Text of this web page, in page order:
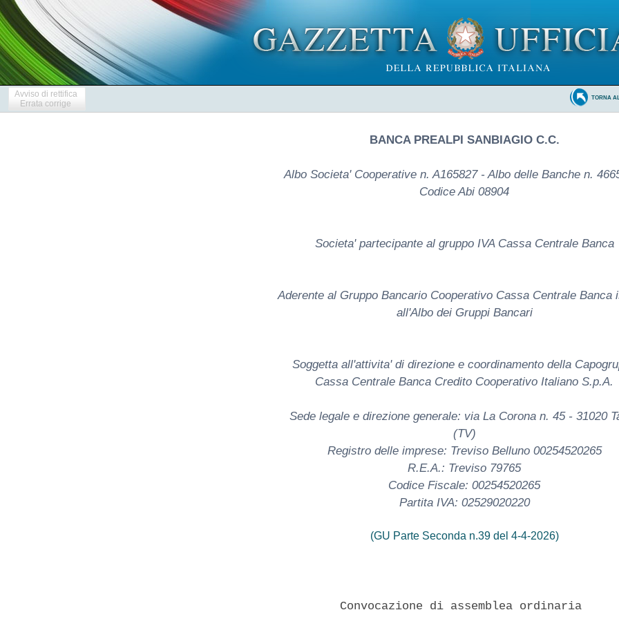
Avviso di rettifica
Errata corrige
TORNA
BANCA PREALPI SANBIAGIO C.C.
Albo Societa' Cooperative n. A165827 - Albo delle Banche n.
Codice Abi 08904
Societa' partecipante al gruppo IVA Cassa Centrale Banca
Aderente al Gruppo Bancario Cooperativo Cassa Centrale Banca
all'Albo dei Gruppi Bancari
Soggetta all'attivita' di direzione e coordinamento della
Cassa Centrale Banca Credito Cooperativo Italiano S.p.A.
Sede legale e direzione generale: via La Corona n. 45 - 31020
(TV)
Registro delle imprese: Treviso Belluno 00254520265
R.E.A.: Treviso 79765
Codice Fiscale: 00254520265
Partita IVA: 02529020220
(GU Parte Seconda n.39 del 4-4-2026)
                 Convocazione di assemblea ordinaria